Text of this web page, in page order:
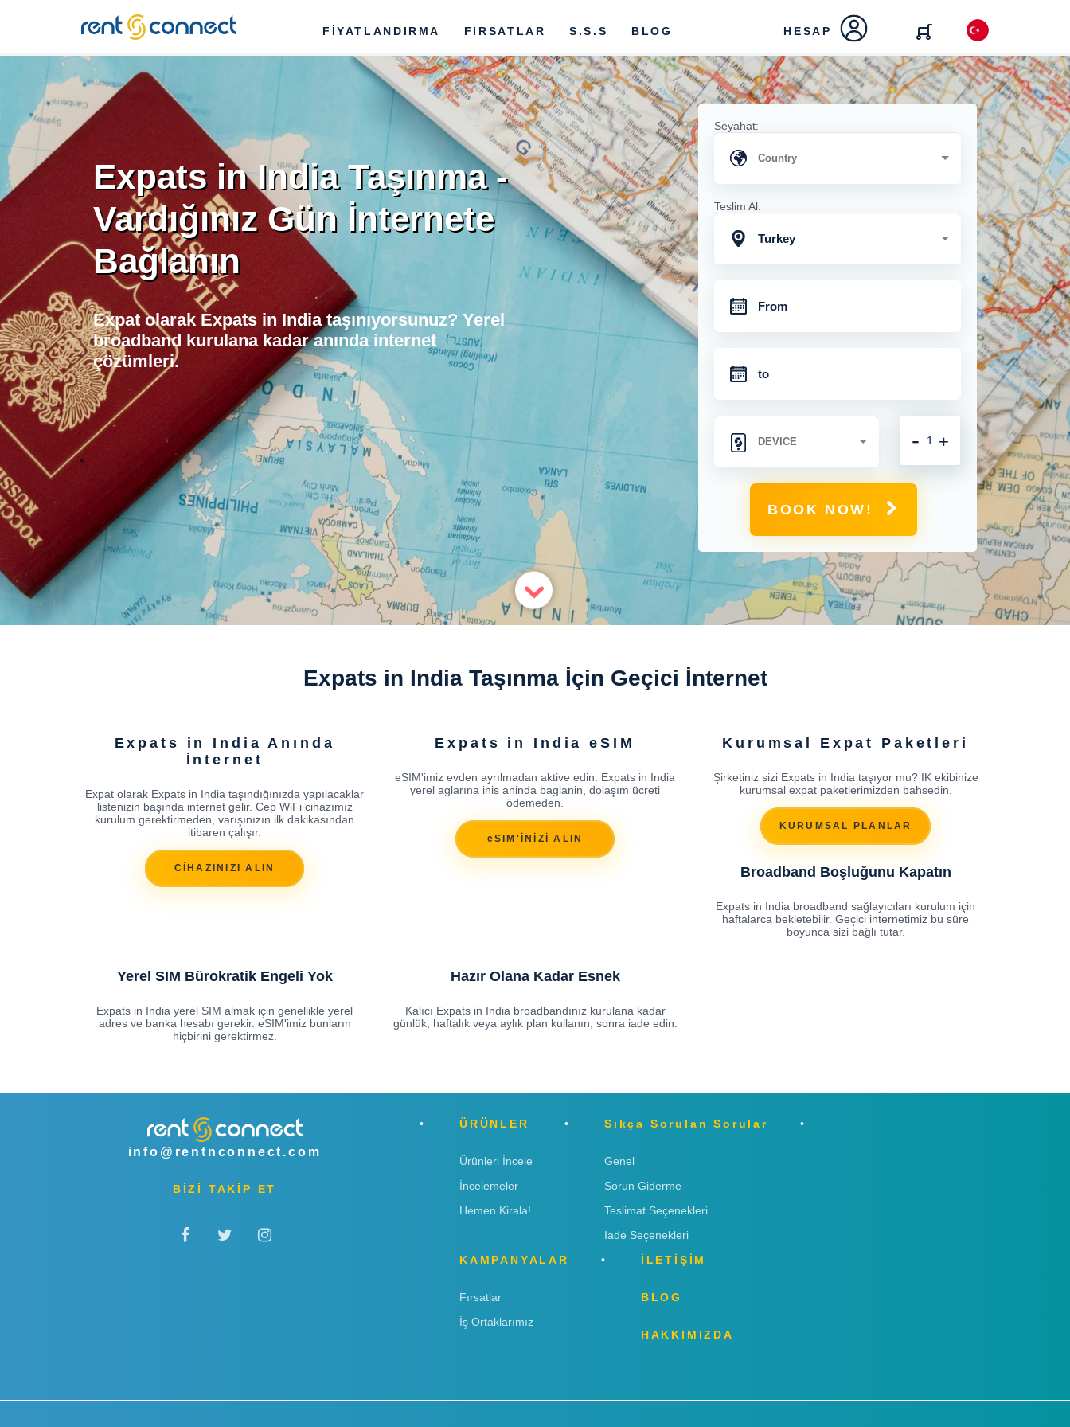
RENT'N
CONNECT
FİYATLANDIRMA FIRSATLAR S.S.S BLOG HESAP
Expats in India Taşınma -
Vardığınız Gün İnternete
Bağlanın
Expat olarak Expats in India taşınıyorsunuz? Yerel
broadband kurulana kadar anında internet
çözümleri.
Seyahat:
Teslim Al:
Turkey
+
-
BOOK NOW!
Expats in India Taşınma İçin Geçici İnternet
Expats in India Anında
İnternet
Expat olarak Expats in India taşındığınızda yapılacaklar
listenizin başında internet gelir. Cep WiFi cihazımız
kurulum gerektirmeden, varışınızın ilk dakikasından
itibaren çalışır.
CİHAZINIZI ALIN
Expats in India eSIM
eSIM'imiz evden ayrılmadan aktive edin. Expats in India
yerel aglarına inis aninda baglanin, dolaşım ücreti
ödemeden.
eSIM'İNİZİ ALIN
Kurumsal Expat Paketleri
Şirketiniz sizi Expats in India taşıyor mu? İK ekibinize
kurumsal expat paketlerimizden bahsedin.
KURUMSAL PLANLAR
Broadband Boşluğunu Kapatın
Expats in India broadband sağlayıcıları kurulum için
haftalarca bekletebilir. Geçici internetimiz bu süre
boyunca sizi bağlı tutar.
Yerel SIM Bürokratik Engeli Yok
Expats in India yerel SIM almak için genellikle yerel
adres ve banka hesabı gerekir. eSIM'imiz bunların
hiçbirini gerektirmez.
Hazır Olana Kadar Esnek
Kalıcı Expats in India broadbandınız kurulana kadar
günlük, haftalık veya aylık plan kullanın, sonra iade edin.
info@rentnconnect.com
BİZİ TAKİP ET
ÜRÜNLER
Ürünleri İncele
İncelemeler
Hemen Kirala!
Sıkça Sorulan Sorular
Genel
Sorun Giderme
Teslimat Seçenekleri
İade Seçenekleri
KAMPANYALAR
Fırsatlar
İş Ortaklarımız
İLETİŞİM
BLOG
HAKKIMIZDA